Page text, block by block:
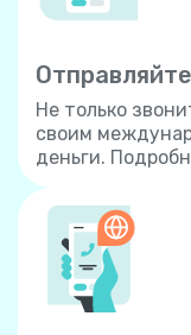
Не только
своим
деньги.